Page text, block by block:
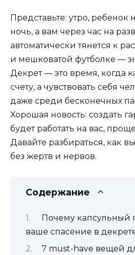
Представьте: утро, ребенок
ночь, а вам через час на
автоматически тянется к
и мешковатой футболке —
Декрет — это время, когда
счету, а чувствовать себя
даже среди бесконечных
Хорошая новость: создать
будет работать на вас,
Давайте разбираться, как
без жертв и нервов.
Содержание
Почему капсульный
ваше спасение в
7 must-have вещей